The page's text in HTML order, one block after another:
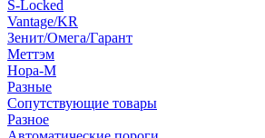
S-Locked
Vantage/KR
Зенит/Омега/Гарант
Меттэм
Нора-М
Разные
Сопутствующие товары
Разное